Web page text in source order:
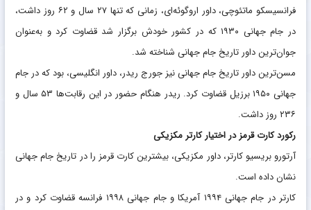
فرانسیسکو ماتئوچی، داور اروگوئه‌ای، زمانی که تنها ۲۷ سال و ۶۲ روز داشت،
در جام جهانی ۱۹۳۰ که در کشور خودش برگزار شد قضاوت کرد و به‌عنوان
جوان‌ترین داور تاریخ جام جهانی شناخته شد.
مسن‌ترین داور تاریخ جام جهانی نیز جورج ریدر، داور انگلیسی، بود که در جام
جهانی ۱۹۵۰ برزیل قضاوت کرد. ریدر هنگام حضور در این رقابت‌ها ۵۳ سال و
۲۳۶ روز داشت.
رکورد کارت قرمز در اختیار کارتر مکزیکی
آرتورو بریسیو کارتر، داور مکزیکی، بیشترین کارت قرمز را در تاریخ جام جهانی
نشان داده است.
کارتر در جام جهانی ۱۹۹۴ آمریکا و جام جهانی ۱۹۹۸ فرانسه قضاوت کرد و در